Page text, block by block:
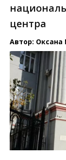
центра
Автор: Оксана